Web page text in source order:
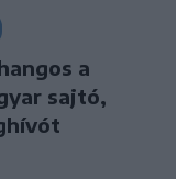
a
sajtó,